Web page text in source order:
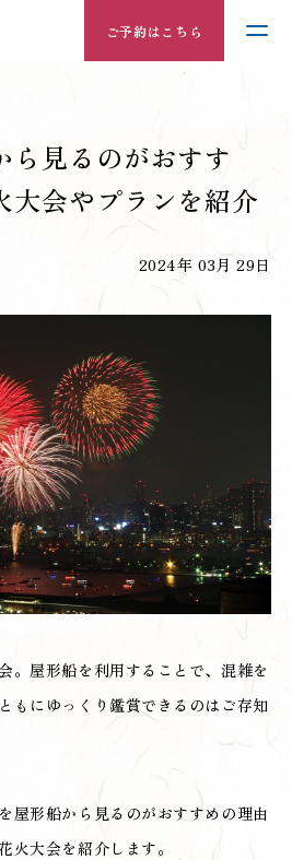
ご予約はこちら
ら見るのがおすす
大会やプランを紹介
2024年 03月 29日
。屋形船を利用することで、混雑を
もにゆっくり鑑賞できるのはご存知
屋形船から見るのがおすすめの理由
火大会を紹介します。